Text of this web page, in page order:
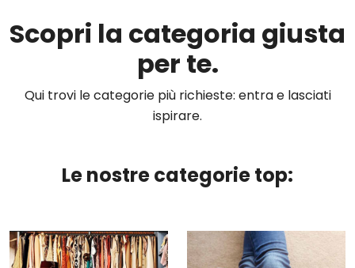
Scopri la categoria giusta
per te.
Qui trovi le categorie più richieste: entra e lasciati
ispirare.
Le nostre categorie top: